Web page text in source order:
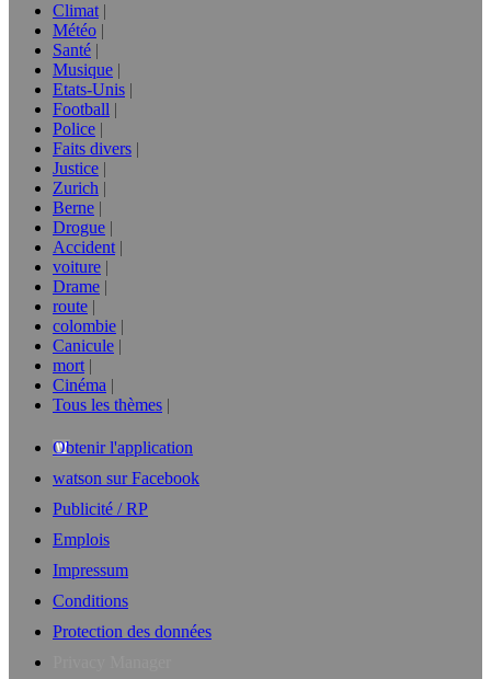
Climat
Météo
Santé
Musique
Etats-Unis
Football
Police
Faits divers
Justice
Zurich
Berne
Drogue
Accident
voiture
Drame
route
colombie
Canicule
mort
Cinéma
Tous les thèmes
Obtenir l'application
watson sur Facebook
Publicité / RP
Emplois
Impressum
Conditions
Protection des données